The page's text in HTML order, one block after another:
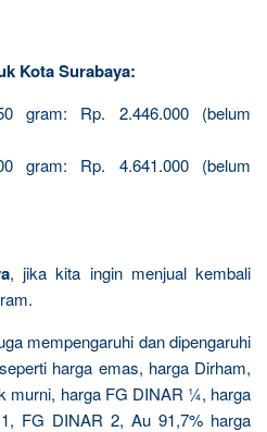
Kota Surabaya:
gram: Rp. 2.446.000 (belum
gram: Rp. 4.641.000 (belum
, jika kita ingin menjual kembali
mempengaruhi dan dipengaruhi
harga emas, harga Dirham,
murni, harga FG DINAR ¼, harga
FG DINAR 2, Au 91,7% harga